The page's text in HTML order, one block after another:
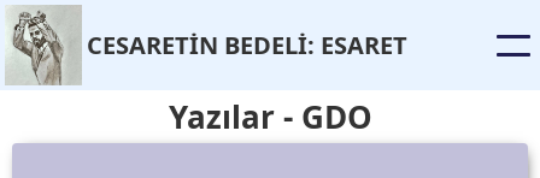
CESARETİN BEDELİ: ESARET
Yazılar - GDO